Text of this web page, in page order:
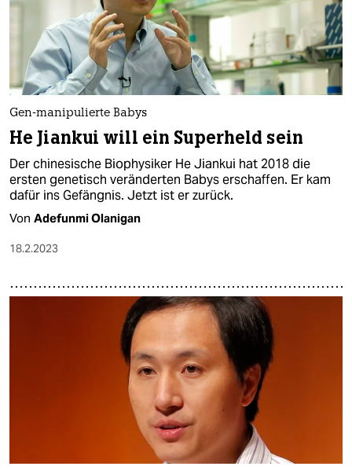
Gen-manipulierte Babys
He Jiankui will ein Superheld sein
Der chinesische Biophysiker He Jiankui hat 2018 die
ersten genetisch veränderten Babys erschaffen. Er kam
dafür ins Gefängnis. Jetzt ist er zurück.
Von Adefunmi Olanigan
18.2.2023